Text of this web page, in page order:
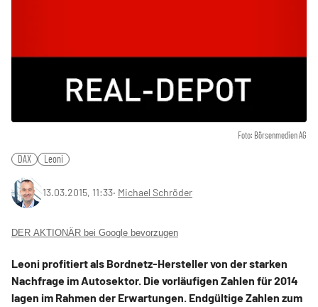
Foto: Börsenmedien AG
DAX Leoni
13.03.2015, 11:33‧ Michael Schröder
DER AKTIONÄR bei Google bevorzugen
Leoni profitiert als Bordnetz-Hersteller von der starken
Nachfrage im Autosektor. Die vorläufigen Zahlen für 2014
lagen im Rahmen der Erwartungen. Endgültige Zahlen zum